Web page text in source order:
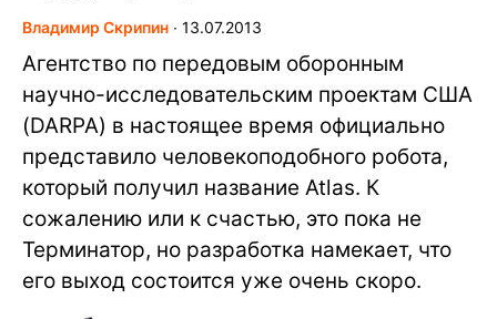
Владимир Скрипин ∙ 13.07.2013
Агентство по передовым оборонным
научно-исследовательским проектам США
(DARPA) в настоящее время официально
представило человекоподобного робота,
который получил название Atlas. К
сожалению или к счастью, это пока не
Терминатор, но разработка намекает, что
его выход состоится уже очень скоро.